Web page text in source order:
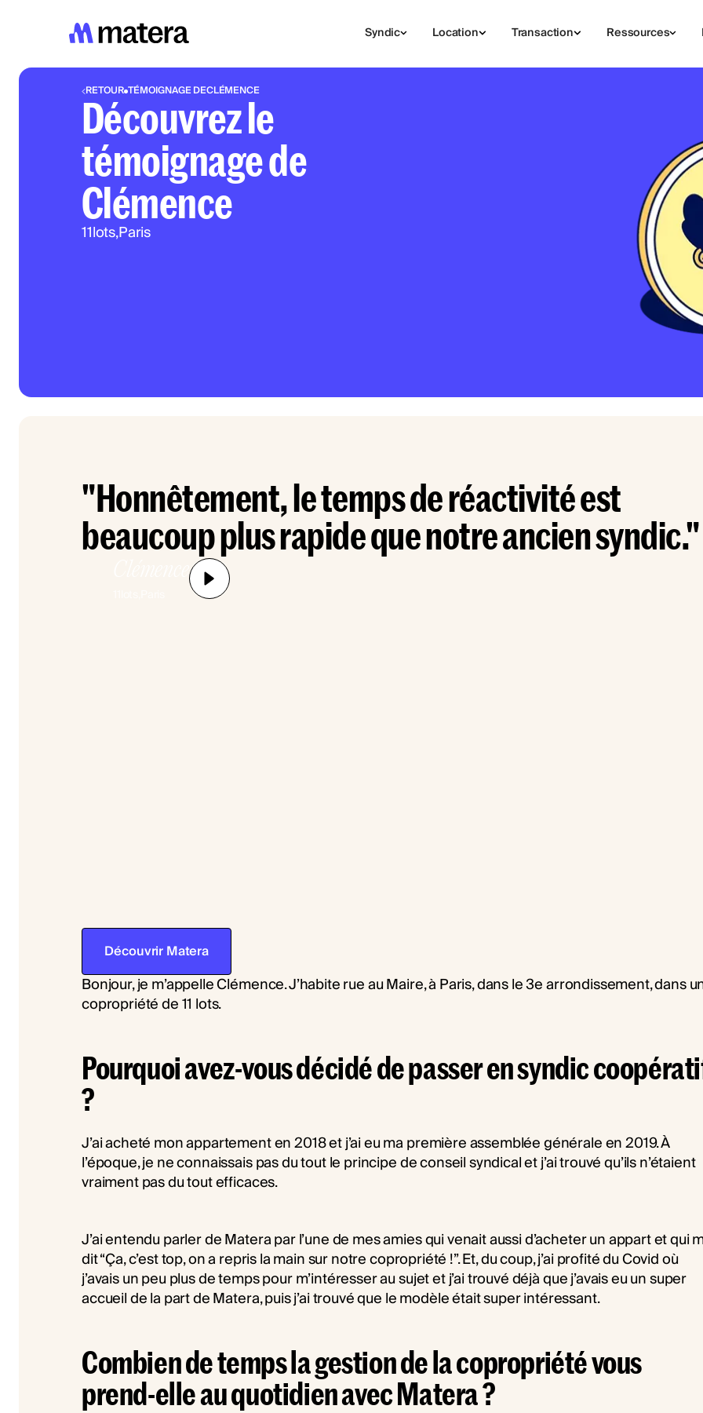
Syndic Location Transaction Ressources
RETOUR TÉMOIGNAGE DECLÉMENCE
Découvrez le
témoignage de
Clémence
11lots,Paris
"Honnêtement, le temps de réactivité est
beaucoup plus rapide que notre ancien syndic."
Découvrir Matera
Bonjour, je m’appelle Clémence. J’habite rue au Maire, à Paris, dans le 3e arrondissement, dans
copropriété de 11 lots.
Pourquoi avez-vous décidé de passer en syndic
?
J’ai acheté mon appartement en 2018 et j’ai eu ma première assemblée générale en 2019. À
l’époque, je ne connaissais pas du tout le principe de conseil syndical et j’ai trouvé qu’ils n’étaient
vraiment pas du tout efficaces.
J’ai entendu parler de Matera par l’une de mes amies qui venait aussi d’acheter un appart et qui
dit “Ça, c’est top, on a repris la main sur notre copropriété !”. Et, du coup, j’ai profité du Covid où
j’avais un peu plus de temps pour m’intéresser au sujet et j’ai trouvé déjà que j’avais eu un super
accueil de la part de Matera, puis j’ai trouvé que le modèle était super intéressant.
Combien de temps la gestion de la copropriété vous
prend-elle au quotidien avec Matera ?